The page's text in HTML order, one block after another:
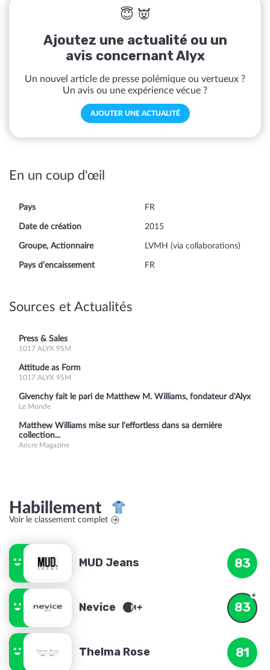
😇 👿
Ajoutez une actualité ou un
avis concernant Alyx
Un nouvel article de presse polémique ou vertueux ?
Un avis ou une expérience vécue ?
AJOUTER UNE ACTUALITÉ
En un coup d'œil
Pays FR
Date de création 2015
Groupe, Actionnaire LVMH (via collaborations)
Pays d’encaissement FR
Sources et Actualités
Press & Sales
1017 ALYX 9SM
Attitude as Form
1017 ALYX 9SM
Givenchy fait le pari de Matthew M. Williams, fondateur d'Alyx
Le Monde
Matthew Williams mise sur l'effortless dans sa dernière
collection...
Ancre Magazine
Habillement
Voir le classement complet
MUD Jeans 83
Nevice 83
Thelma Rose 81